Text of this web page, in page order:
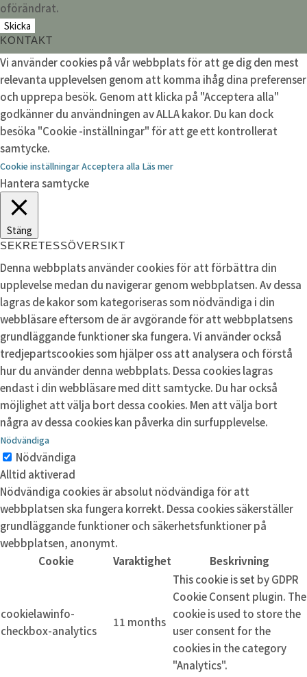
oförändrat.
KONTAKT
Vi använder cookies på vår webbplats för att ge dig den mest
relevanta upplevelsen genom att komma ihåg dina preferenser
och upprepa besök. Genom att klicka på "Acceptera alla"
godkänner du användningen av ALLA kakor. Du kan dock
besöka "Cookie -inställningar" för att ge ett kontrollerat
samtycke.
Cookie inställningarAcceptera alla Läs mer
Hantera samtycke
Stäng
SEKRETESSÖVERSIKT
Denna webbplats använder cookies för att förbättra din
upplevelse medan du navigerar genom webbplatsen. Av dessa
lagras de kakor som kategoriseras som nödvändiga i din
webbläsare eftersom de är avgörande för att webbplatsens
grundläggande funktioner ska fungera. Vi använder också
tredjepartscookies som hjälper oss att analysera och förstå
hur du använder denna webbplats. Dessa cookies lagras
endast i din webbläsare med ditt samtycke. Du har också
möjlighet att välja bort dessa cookies. Men att välja bort
några av dessa cookies kan påverka din surfupplevelse.
Nödvändiga
Nödvändiga
Alltid aktiverad
Nödvändiga cookies är absolut nödvändiga för att
webbplatsen ska fungera korrekt. Dessa cookies säkerställer
grundläggande funktioner och säkerhetsfunktioner på
webbplatsen, anonymt.
Cookie
Varaktighet Beskrivning
cookielawinfo-
checkbox-analytics
11 months
This cookie is set by GDPR
Cookie Consent plugin. The
cookie is used to store the
user consent for the
cookies in the category
"Analytics".